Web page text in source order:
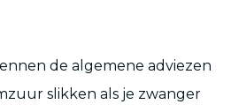
de algemene adviezen
slikken als je zwanger